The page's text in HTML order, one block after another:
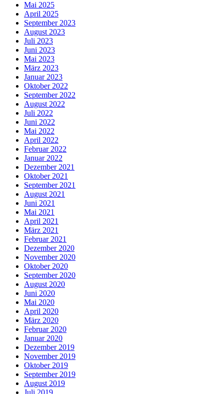
Mai 2025
April 2025
September 2023
August 2023
Juli 2023
Juni 2023
Mai 2023
März 2023
Januar 2023
Oktober 2022
September 2022
August 2022
Juli 2022
Juni 2022
Mai 2022
April 2022
Februar 2022
Januar 2022
Dezember 2021
Oktober 2021
September 2021
August 2021
Juni 2021
Mai 2021
April 2021
März 2021
Februar 2021
Dezember 2020
November 2020
Oktober 2020
September 2020
August 2020
Juni 2020
Mai 2020
April 2020
März 2020
Februar 2020
Januar 2020
Dezember 2019
November 2019
Oktober 2019
September 2019
August 2019